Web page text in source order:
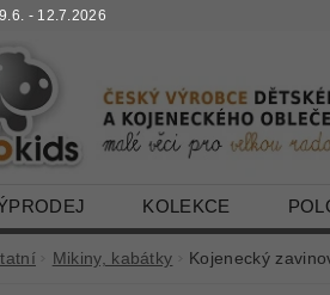
- 12.7.2026
KOLEKCE
Mikiny, kabátky Kojenecký